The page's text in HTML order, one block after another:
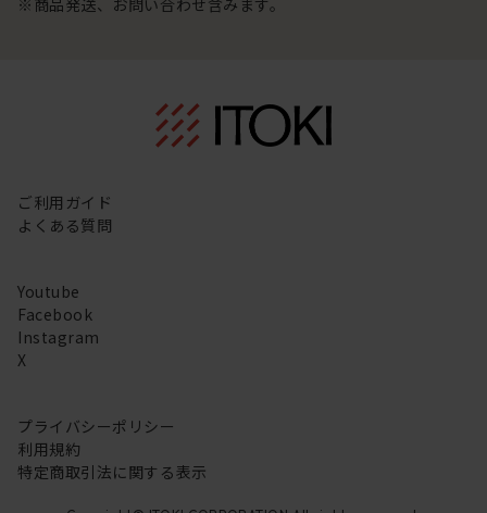
※商品発送、お問い合わせ含みます。
ご利用ガイド
よくある質問
Youtube
Facebook
Instagram
X
プライバシーポリシー
利用規約
特定商取引法に関する表示